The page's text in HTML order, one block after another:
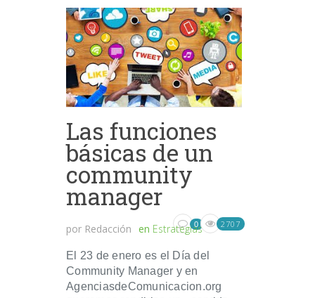
Las funciones
básicas de un
community
manager
por Redacción en Estrategias
0 2707
El 23 de enero es el Día del
Community Manager y en
AgenciasdeComunicacion.org